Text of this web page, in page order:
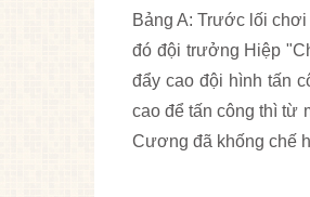
Bảng A: Trước lối
đó đội trưởng Hiệp
đẩy cao đội hình tấn
cao để tấn công thì từ
Cương đã khống chế